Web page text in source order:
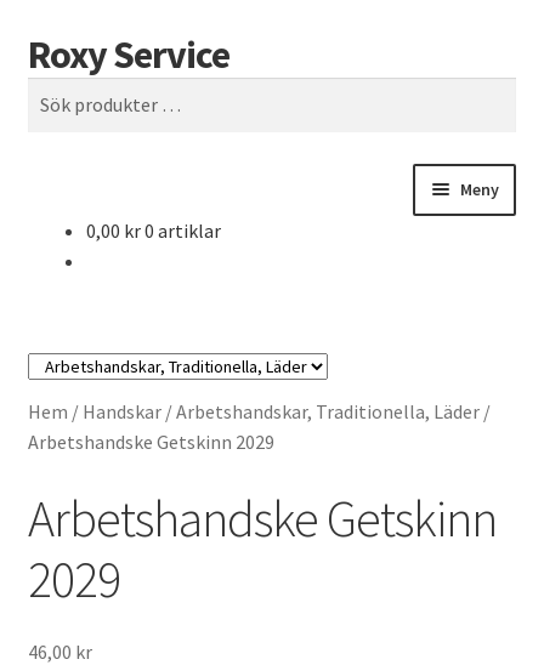
Hoppa
till
navigering
Hoppa
till
innehåll
Roxy Service
Sök
Meny
HUMOR-SIDA
Köpvillkor
Mitt konto
Till kassan
0,00 kr0 artiklar
Hem / Handskar/Arbetshandskar, Traditionella, Läder/
Arbetshandske Getskinn 2029
Arbetshandske Getskinn
2029
46,00 kr